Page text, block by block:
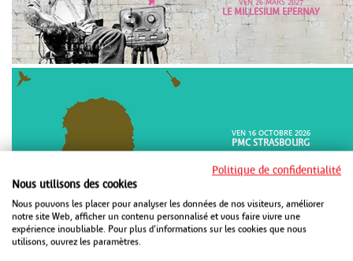
VEN 26 MARS 2027
LE MILLESIUM EPERNAY
VEN 16 OCTOBRE 2026
PMC STRASBOURG
CHAUDEAU LUDRES
METZ
Politique de confidentialité
Nous utilisons des cookies
Nous pouvons les placer pour analyser les données de nos visiteurs, améliorer
notre site Web, afficher un contenu personnalisé et vous faire vivre une
expérience inoubliable. Pour plus d'informations sur les cookies que nous
utilisons, ouvrez les paramètres.